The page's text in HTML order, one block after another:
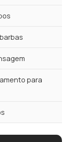
para